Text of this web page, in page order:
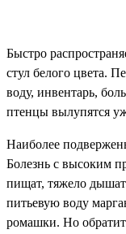
Быстро
стул белого цвета.
воду, инвентарь,
птенцы вылупятся
Наиболее
Болезнь с высоким
пищат, тяжело
питьевую воду
ромашки. Но